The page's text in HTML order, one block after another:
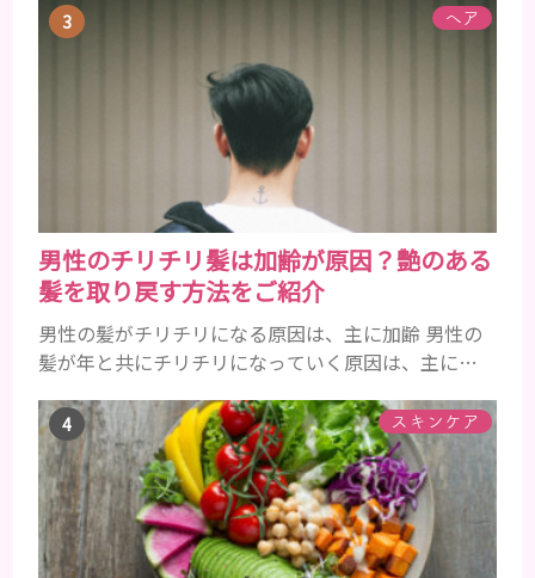
ー力を補うことができます。 ファンデーションを使
用しないことでカバー力に不安が残るところです
が、良いものをきちんと選んで使用すれば、しっか
りとツヤ肌に仕上げてくれます。 40代女性のノーフ
ァンデメイクでは肌悩みが露出しやすいので、カバー
力が必須ですが、同時に...
ヘア
男性のチリチリ髪は加齢が原因？艶のある
髪を取り戻す方法をご紹介
男性の髪がチリチリになる原因は、主に加齢 男性の
髪が年と共にチリチリになっていく原因は、主に加
にツヤがあった男性も、いつのまにか髪がチリチリ
でペタンとするようになったと感じる人もいるでし
ょう。特に大人の男性としての魅力が出てくる40代
以降の男性に悩んでいる人が多い傾向があります。
髪が生え変わるサイクルは、年齢と共に乱れていき
ます。髪が太くならないま...
スキンケア